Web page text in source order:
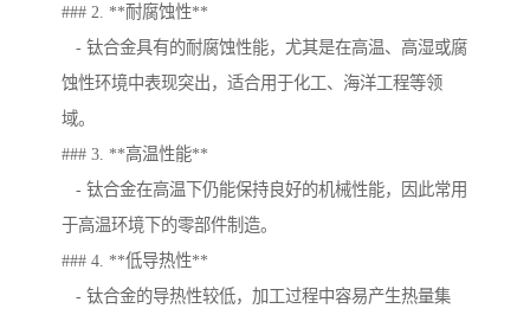
### 2. **耐腐蚀性**
- 钛合金具有的耐腐蚀性能，尤其是在高温、高湿或腐
蚀性环境中表现突出，适合用于化工、海洋工程等领
域。
### 3. **高温性能**
- 钛合金在高温下仍能保持良好的机械性能，因此常用
于高温环境下的零部件制造。
### 4. **低导热性**
- 钛合金的导热性较低，加工过程中容易产生热量集